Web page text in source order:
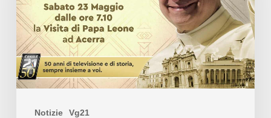
Notizie Vg21